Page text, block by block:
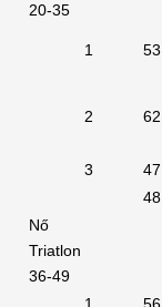
20-35
1 53
2 62
3 47
48
Nő
Triatlon
36-49